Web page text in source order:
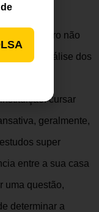
cursar
dinheiro não
a sua análise dos
cursar
geralmente,
super
entre a sua casa
uma questão,
determinar a